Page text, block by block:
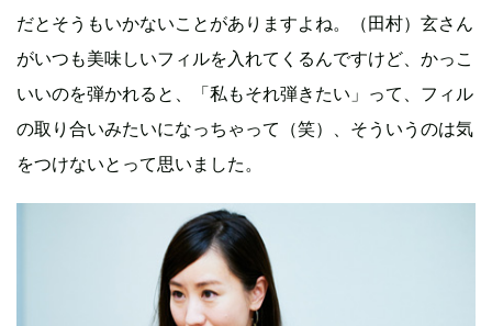
だとそうもいかないことがありますよね。（田村）玄さん
がいつも美味しいフィルを入れてくるんですけど、かっこ
いいのを弾かれると、「私もそれ弾きたい」って、フィル
の取り合いみたいになっちゃって（笑）、そういうのは気
をつけないとって思いました。